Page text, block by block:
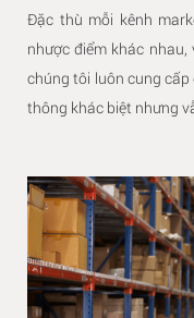
Đặc thù mỗi kênh
nhược điểm khác
chúng tôi luôn cung
thông khác biệt nhưng